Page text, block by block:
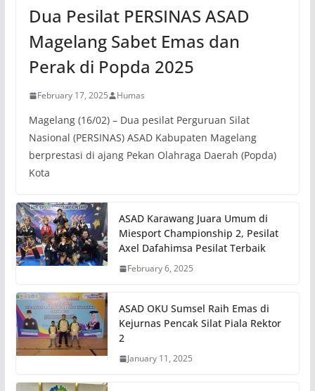
Dua Pesilat PERSINAS ASAD
Magelang Sabet Emas dan
Perak di Popda 2025
February 17, 2025 Humas
Magelang (16/02) – Dua pesilat Perguruan Silat
Nasional (PERSINAS) ASAD Kabupaten Magelang
berprestasi di ajang Pekan Olahraga Daerah (Popda)
Kota
ASAD Karawang Juara Umum di
Miesport Championship 2, Pesilat
Axel Dafahimsa Pesilat Terbaik
February 6, 2025
ASAD OKU Sumsel Raih Emas di
Kejurnas Pencak Silat Piala Rektor
2
January 11, 2025